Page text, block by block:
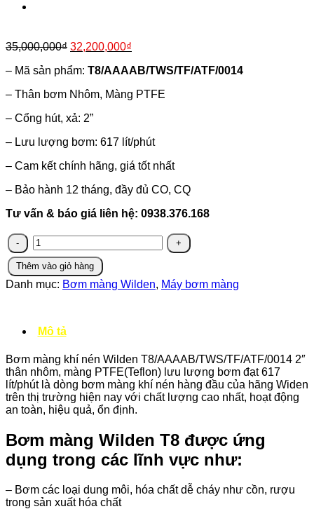
35,000,000₫ Giá
là:
32,200,000₫
tại
32,200,000₫.
– Mã sản phẩm: T8/AAAAB/TWS/TF/ATF/0014
– Thân bơm Nhôm, Màng PTFE
– Cổng hút, xả: 2”
– Lưu lượng bơm: 617 lít/phút
– Cam kết chính hãng, giá tốt nhất
– Bảo hành 12 tháng, đầy đủ CO, CQ
Tư vấn & báo giá liên hệ: 0938.376.168
Wilden
T8/AAAAB/TWS/TF/ATF/0014
-
Bơm
màng
lượng
Thêm vào giỏ hàng
Danh mục: Bơm màng Wilden, Máy bơm màng
Mô tả
Bơm màng khí nén Wilden T8/AAAAB/TWS/TF/ATF/0014 2″
thân nhôm, màng PTFE(Teflon) lưu lượng bơm đạt 617
lít/phút là dòng bơm màng khí nén hàng đầu của hãng Widen
trên thị trường hiện nay với chất lượng cao nhất, hoạt động
an toàn, hiệu quả, ổn định.
Bơm màng Wilden T8 được ứng
dụng trong các lĩnh vực như:
– Bơm các loại dung môi, hóa chất dễ cháy như cồn, rượu
trong sản xuất hóa chất